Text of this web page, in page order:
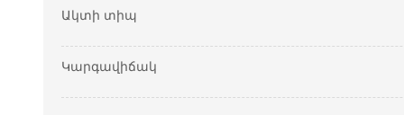
Ակտի տիպ
Կարգավիճակ